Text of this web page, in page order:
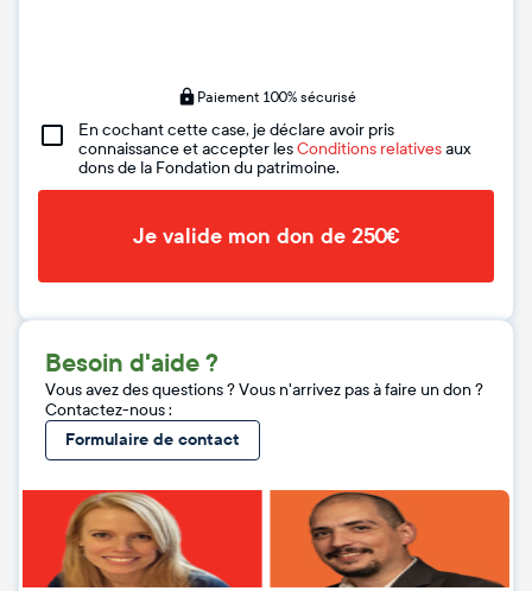
Paiement 100% sécurisé
En cochant cette case, je déclare avoir pris
connaissance et accepter lesConditions relativesaux
dons de la Fondation du patrimoine.
Je valide mon don de 250€
Besoin d'aide ?
Vous avez des questions ? Vous n'arrivez pas à faire un don ?
Contactez-nous :
Formulaire de contact